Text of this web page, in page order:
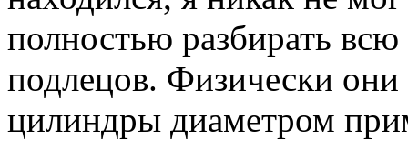
полностью разбирать
подлецов. Физически они
цилиндры диаметром